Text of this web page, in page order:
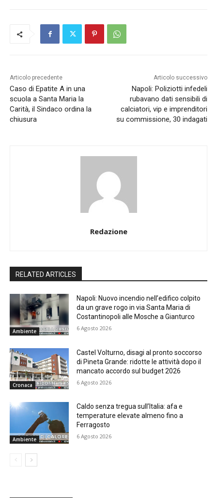
Articolo precedente
Caso di Epatite A in una
scuola a Santa Maria la
Carità, il Sindaco ordina la
chiusura
Articolo successivo
Napoli: Poliziotti infedeli
rubavano dati sensibili di
calciatori, vip e imprenditori
su commissione, 30 indagati
Redazione
RELATED ARTICLES
Ambiente
Napoli: Nuovo incendio nell’edifico colpito
da un grave rogo in via Santa Maria di
Costantinopoli alle Mosche a Gianturco
6 Agosto 2026
Cronaca
Castel Volturno, disagi al pronto soccorso
di Pineta Grande: ridotte le attività dopo il
mancato accordo sul budget 2026
6 Agosto 2026
Ambiente
Caldo senza tregua sull’Italia: afa e
temperature elevate almeno fino a
Ferragosto
6 Agosto 2026